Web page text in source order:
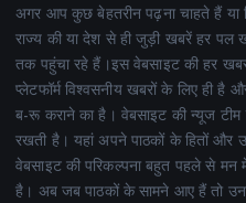
अगर आप कुछ बेहतरीन पढ़ना चाहते हैं
राज्य की या देश से ही जुड़ी खबरें हर पल
तक पहुंचा रहे हैं।इस वेबसाइट की हर
प्लेटफॉर्म विश्वसनीय खबरों के लिए ही है
ब-रू कराने का है। वेबसाइट की न्यूज टीम
रखती है। यहां अपने पाठकों के हितों और
वेबसाइट की परिकल्पना बहुत पहले से मन
है। अब जब पाठकों के सामने आए हैं तो